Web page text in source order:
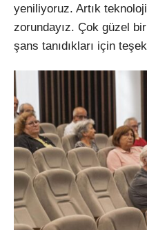
yeniliyoruz. Artık
zorundayız. Çok güzel
şans tanıdıkları için